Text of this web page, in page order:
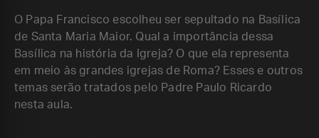
O Papa Francisco escolheu ser sepultado na Basílica
de Santa Maria Maior. Qual a importância dessa
Basílica na história da Igreja? O que ela representa
em meio às grandes igrejas de Roma? Esses e outros
temas serão tratados pelo Padre Paulo Ricardo
nesta aula.